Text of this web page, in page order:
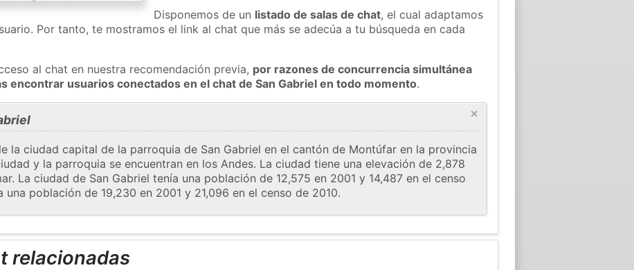
Disponemos de un listado de salas de chat, el cual adaptamos
Por tanto, te mostramos el link al chat que más se adecúa a tu búsqueda en cada
al chat en nuestra recomendación previa, por razones de concurrencia simultánea
encontrar usuarios conectados en el chat de San Gabriel en todo momento.
×
la ciudad capital de la parroquia de San Gabriel en el cantón de Montúfar en la provincia
y la parroquia se encuentran en los Andes. La ciudad tiene una elevación de 2,878
La ciudad de San Gabriel tenía una población de 12,575 en 2001 y 14,487 en el censo
una población de 19,230 en 2001 y 21,096 en el censo de 2010.
relacionadas